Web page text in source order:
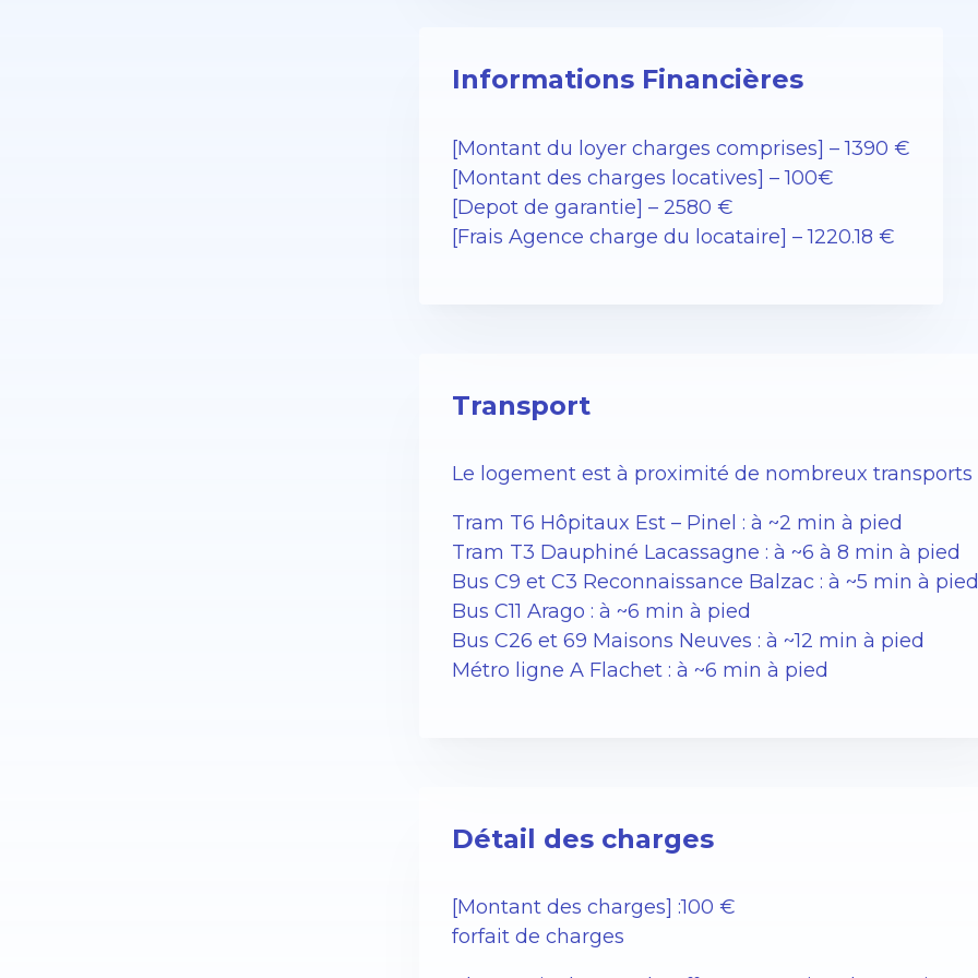
Informations Financières
[Montant du loyer charges comprises] – 1390 €
[Montant des charges locatives] – 100€
[Depot de garantie] – 2580 €
[Frais Agence charge du locataire] – 1220.18 €
Transport
Le logement est à proximité de nombreux transports
Tram T6 Hôpitaux Est – Pinel : à ~2 min à pied
Tram T3 Dauphiné Lacassagne : à ~6 à 8 min à pied
Bus C9 et C3 Reconnaissance Balzac : à ~5 min à
Bus C11 Arago : à ~6 min à pied
Bus C26 et 69 Maisons Neuves : à ~12 min à pied
Métro ligne A Flachet : à ~6 min à pied
Détail des charges
[Montant des charges] :100 €
forfait de charges